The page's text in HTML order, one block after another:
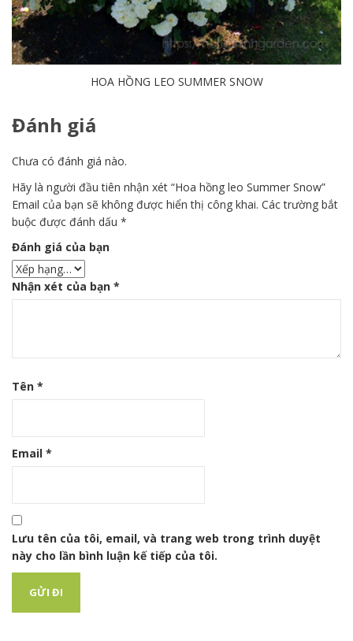
HOA HỒNG LEO SUMMER SNOW
Đánh giá
Chưa có đánh giá nào.
Hãy là người đầu tiên nhận xét “Hoa hồng leo Summer Snow”
Email của bạn sẽ không được hiển thị công khai. Các trường bắt
buộc được đánh dấu *
Đánh giá của bạn
Nhận xét của bạn *
Tên *
Email *
Lưu tên của tôi, email, và trang web trong trình duyệt
này cho lần bình luận kế tiếp của tôi.